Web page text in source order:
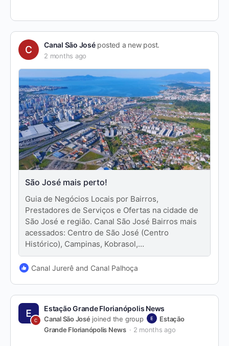
Canal São Joséposted a new post.
2 months ago
São José mais perto!
Guia de Negócios Locais por Bairros,
Prestadores de Serviços e Ofertas na cidade de
São José e região. Canal São José Bairros mais
acessados: Centro de São José (Centro
Histórico), Campinas, Kobrasol,…
Canal Jurerê and Canal Palhoça
Estação Grande Florianópolis News
Canal São José joined the group
Estação
Grande Florianópolis News
2 months ago